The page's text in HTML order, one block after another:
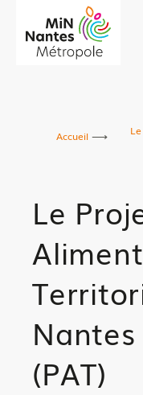
Go to
main
Accueil
Le
(PAT)